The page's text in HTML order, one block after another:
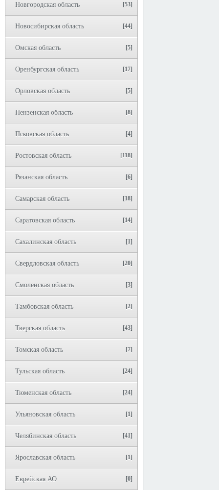
Новгородская область [53]
Новосибирская область [44]
Омская область [5]
Оренбургская область [17]
Орловская область [5]
Пензенская область [8]
Псковская область [4]
Ростовская область [118]
Рязанская область [6]
Самарская область [18]
Саратовская область [14]
Сахалинская область [1]
Свердловская область [20]
Смоленская область [3]
Тамбовская область [2]
Тверская область [43]
Томская область [7]
Тульская область [24]
Тюменская область [24]
Ульяновская область [1]
Челябинская область [41]
Ярославская область [1]
Еврейская АО [0]